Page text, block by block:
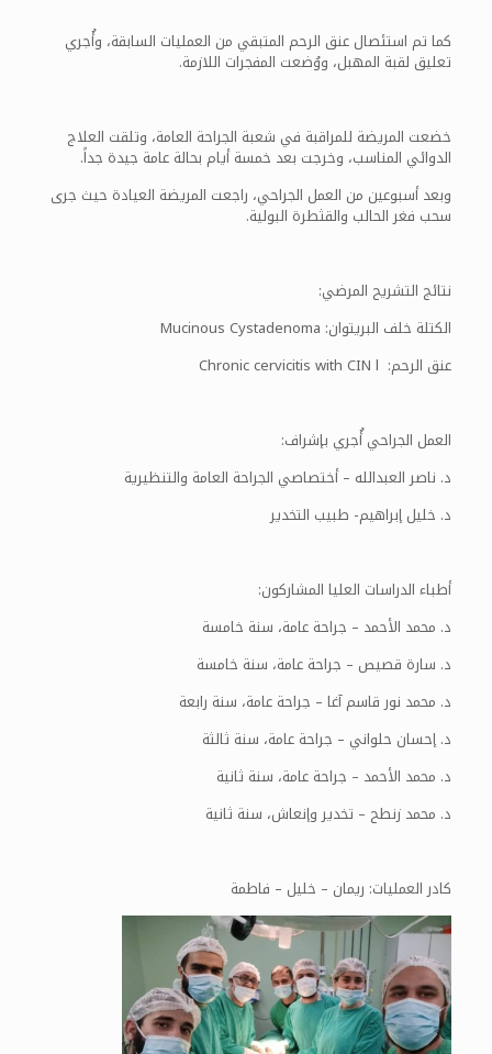
كما تم استئصال عنق الرحم المتبقي من العمليات السابقة، وأُجري
تعليق لقبة المهبل، ووُضعت المفجرات اللازمة.
خضعت المريضة للمراقبة في شعبة الجراحة العامة، وتلقت العلاج
الدوائي المناسب، وخرجت بعد خمسة أيام بحالة عامة جيدة جداً.
وبعد أسبوعين من العمل الجراحي، راجعت المريضة العيادة حيث جرى
سحب فغر الحالب والقثطرة البولية.
نتائج التشريح المرضي:
الكتلة خلف البريتوان: Mucinous Cystadenoma
عنق الرحم: Chronic cervicitis with CIN l
العمل الجراحي أُجري بإشراف:
د. ناصر العبدالله – أختصاصي الجراحة العامة والتنظيرية
د. خليل إبراهيم- طبيب التخدير
أطباء الدراسات العليا المشاركون:
د. محمد الأحمد – جراحة عامة، سنة خامسة
د. سارة قصيص – جراحة عامة، سنة خامسة
د. محمد نور قاسم آغا – جراحة عامة، سنة رابعة
د. إحسان حلواني – جراحة عامة، سنة ثالثة
د. محمد الأحمد – جراحة عامة، سنة ثانية
د. محمد زنطح – تخدير وإنعاش، سنة ثانية
كادر العمليات: ريمان – خليل – فاطمة